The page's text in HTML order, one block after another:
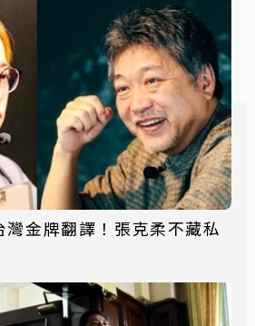
灣金牌翻譯！張克柔不藏私